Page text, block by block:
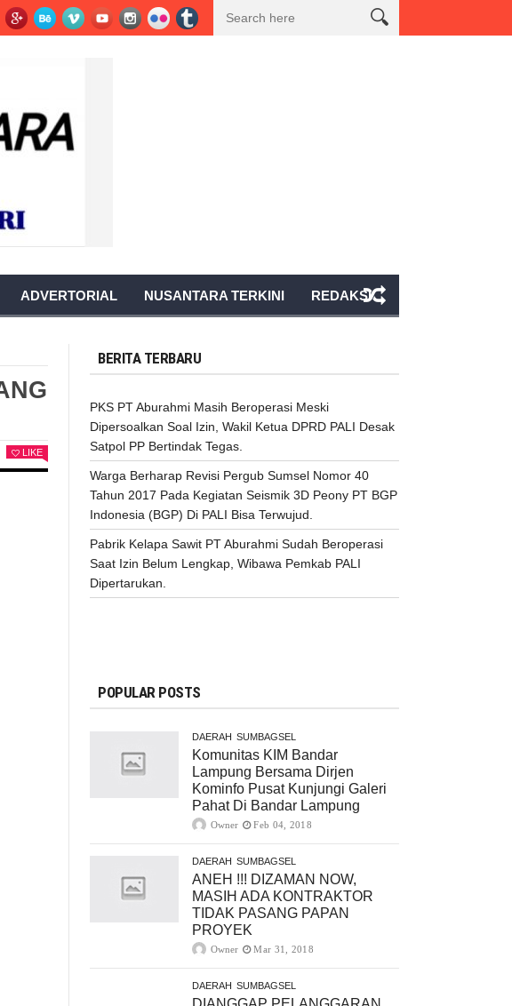
Revisi Pergub Sumsel Nomor 40 Tahun 2017 Pada Kegiatan Seismik 3D Peony PT BGP
ADVERTORIAL NUSANTARA TERKINI REDAKSI
LIKE
BERITA TERBARU
PKS PT Aburahmi Masih Beroperasi Meski
Dipersoalkan Soal Izin, Wakil Ketua DPRD PALI Desak
Satpol PP Bertindak Tegas.
Warga Berharap Revisi Pergub Sumsel Nomor 40
Tahun 2017 Pada Kegiatan Seismik 3D Peony PT BGP
Indonesia (BGP) Di PALI Bisa Terwujud.
Pabrik Kelapa Sawit PT Aburahmi Sudah Beroperasi
Saat Izin Belum Lengkap, Wibawa Pemkab PALI
Dipertarukan.
POPULAR POSTS
DAERAH SUMBAGSEL
Komunitas KIM Bandar
Lampung Bersama Dirjen
Kominfo Pusat Kunjungi Galeri
Pahat Di Bandar Lampung
Owner Feb 04, 2018
DAERAH SUMBAGSEL
ANEH !!! DIZAMAN NOW,
MASIH ADA KONTRAKTOR
TIDAK PASANG PAPAN
PROYEK
Owner Mar 31, 2018
DAERAH SUMBAGSEL